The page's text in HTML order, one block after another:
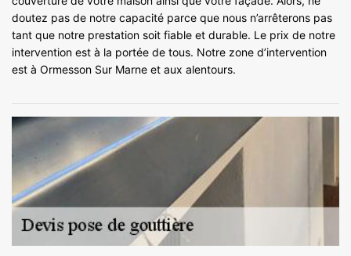
doutez pas de notre capacité parce que nous n’arrêterons pas
tant que notre prestation soit fiable et durable. Le prix de notre
intervention est à la portée de tous. Notre zone d’intervention
est à Ormesson Sur Marne et aux alentours.